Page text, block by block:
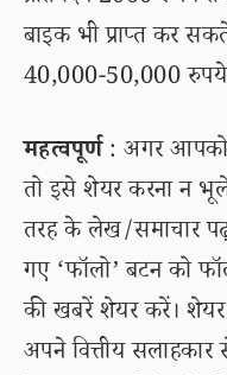
बाइक भी प्राप्त कर
40,000-50,000
महत्वपूर्ण: अगर आपको
तो इसे शेयर करना न
तरह के लेख/समाचार
गए ‘फॉलो’ बटन को
की खबरें शेयर करें।
अपने वित्तीय